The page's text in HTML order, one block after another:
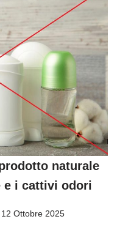
naturale
e i cattivi odori
12 Ottobre 2025